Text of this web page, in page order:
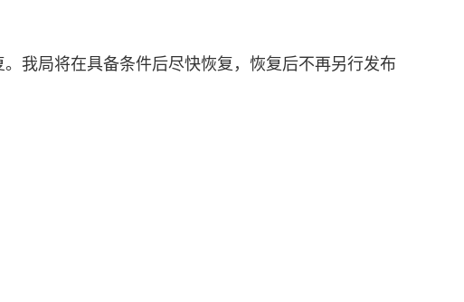
我局将在具备条件后尽快恢复，恢复后不再另行发布